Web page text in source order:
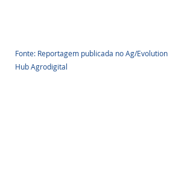
Fonte: Reportagem publicada no Ag/Evolution
Hub Agrodigital